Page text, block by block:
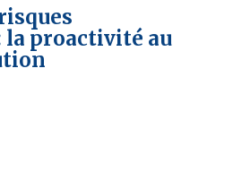
la proactivité au